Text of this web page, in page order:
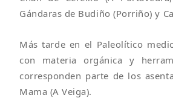
Gándaras de Budiño (Porriño) y
Más tarde en el Paleolítico
con materia orgánica y
corresponden parte de los
Mama (A Veiga).